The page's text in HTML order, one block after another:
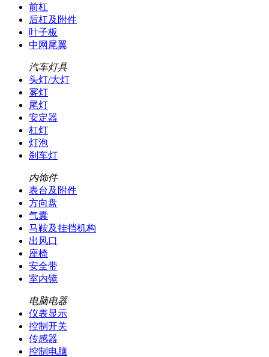
前杠
后杠及附件
叶子板
中网尾翼
汽车灯具
头灯/大灯
雾灯
尾灯
安定器
杠灯
灯泡
刹车灯
内饰件
表台及附件
方向盘
气囊
马鞍及挂挡机构
出风口
座椅
安全带
室内镜
电脑电器
仪表显示
控制开关
传感器
控制电脑